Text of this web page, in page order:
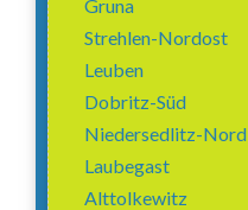
Gruna
Strehlen-Nordost
Leuben
Dobritz-Süd
Niedersedlitz-Nord
Laubegast
Alttolkewitz